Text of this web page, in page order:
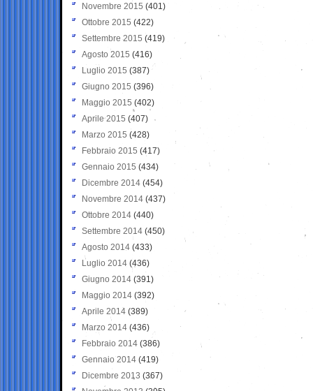
Novembre 2015 (401)
Ottobre 2015 (422)
Settembre 2015 (419)
Agosto 2015 (416)
Luglio 2015 (387)
Giugno 2015 (396)
Maggio 2015 (402)
Aprile 2015 (407)
Marzo 2015 (428)
Febbraio 2015 (417)
Gennaio 2015 (434)
Dicembre 2014 (454)
Novembre 2014 (437)
Ottobre 2014 (440)
Settembre 2014 (450)
Agosto 2014 (433)
Luglio 2014 (436)
Giugno 2014 (391)
Maggio 2014 (392)
Aprile 2014 (389)
Marzo 2014 (436)
Febbraio 2014 (386)
Gennaio 2014 (419)
Dicembre 2013 (367)